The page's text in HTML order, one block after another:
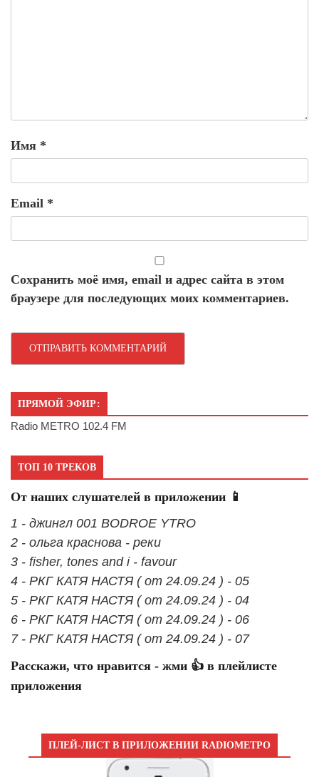
Имя *
Email *
Сохранить моё имя, email и адрес сайта в этом
браузере для последующих моих комментариев.
ПРЯМОЙ ЭФИР:
Radio METRO 102.4 FM
ТОП 10 ТРЕКОВ
От наших слушателей в приложении 📱
1 - джингл 001 BODROE YTRO
2 - ольга краснова - реки
3 - fisher, tones and i - favour
4 - РКГ КАТЯ НАСТЯ ( от 24.09.24 ) - 05
5 - РКГ КАТЯ НАСТЯ ( от 24.09.24 ) - 04
6 - РКГ КАТЯ НАСТЯ ( от 24.09.24 ) - 06
7 - РКГ КАТЯ НАСТЯ ( от 24.09.24 ) - 07
Расскажи, что нравится - жми 👍 в плейлисте
приложения
ПЛЕЙ-ЛИСТ В ПРИЛОЖЕНИИ RADIOМЕТРО